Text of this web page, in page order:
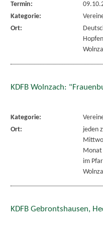
Termin:
Kategorie:
Ort:
KDFB Wolnzach:
Kategorie:
Ort:
jeden
Monat
im
KDFB Gebrontshausen,